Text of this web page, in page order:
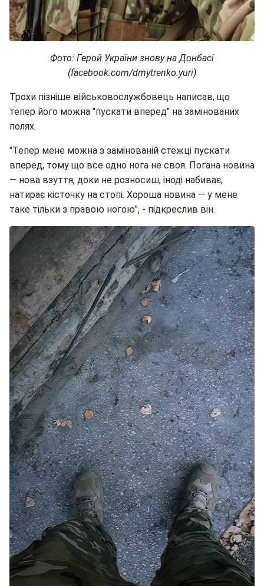
Фото: Герой України знову на Донбасі
(facebook.com/dmytrenko.yuri)
Трохи пізніше військовослужбовець написав, що
тепер його можна "пускати вперед" на замінованих
полях.
"Тепер мене можна з замінованій стежці пускати
вперед, тому що все одно нога не своя. Погана новина
— нова взуття, доки не розносиш, іноді набиває,
натирає кісточку на стопі. Хороша новина — у мене
таке тільки з правою ногою", - підкреслив він.